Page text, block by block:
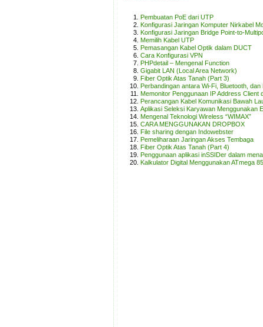
Pembuatan PoE dari UTP
Konfigurasi Jaringan Komputer Nirkabel
Konfigurasi Jaringan Bridge Point-to-
Memilih Kabel UTP
Pemasangan Kabel Optik dalam DUCT
Cara Konfigurasi VPN
PHPdetail – Mengenal Function
Gigabit LAN (Local Area Network)
Fiber Optik Atas Tanah (Part 3)
Perbandingan antara Wi-Fi, Bluetooth, dan
Memonitor Penggunaan IP Address Client
Perancangan Kabel Komunikasi Bawah
Aplikasi Seleksi Karyawan Menggunakan
Mengenal Teknologi Wireless “WIMAX”
CARA MENGGUNAKAN DROPBOX
File sharing dengan Indowebster
Pemeliharaan Jaringan Akses Tembaga
Fiber Optik Atas Tanah (Part 4)
Penggunaan aplikasi inSSIDer dalam
Kalkulator Digital Menggunakan ATmega